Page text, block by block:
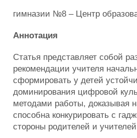
гимназии №8 – Центр
Аннотация
Статья представляет собой
рекомендации учителя
сформировать у детей
доминирования цифровой
методами работы, доказывая
способна конкурировать с
стороны родителей и